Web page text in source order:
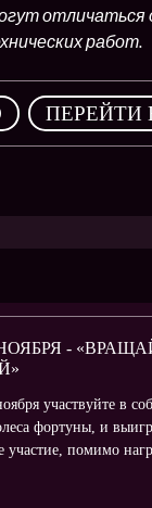
работ.
, ПЕРЕЙТИ
-
участвуйте в
фортуны, и
участие, помимо